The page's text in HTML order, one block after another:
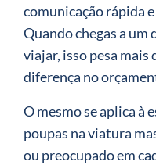
comunicação rápida
Quando chegas a um
viajar, isso pesa mais
diferença no
O mesmo se aplica à
poupas na viatura
ou preocupado em